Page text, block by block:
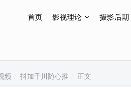
首页 影视理论 摄影后期
会员299元，网站所有内容都可观看，终
频 抖加千川随心推 正文